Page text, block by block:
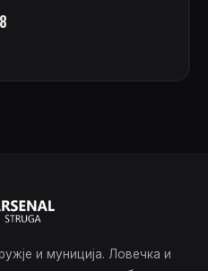
и муниција. Ловечка и